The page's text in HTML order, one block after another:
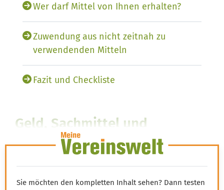
Wer darf Mittel von Ihnen erhalten?
Zuwendung aus nicht zeitnah zu
verwendenden Mitteln
Fazit und Checkliste
Geld, Sachmittel und
Dienstleistungen können
weitergegeben werden
Sie möchten den kompletten Inhalt sehen? Dann testen